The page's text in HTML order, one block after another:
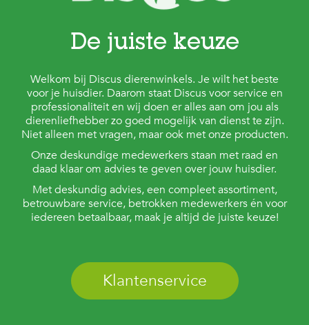
De juiste keuze
Welkom bij Discus dierenwinkels. Je wilt het beste
voor je huisdier. Daarom staat Discus voor service en
professionaliteit en wij doen er alles aan om jou als
dierenliefhebber zo goed mogelijk van dienst te zijn.
Niet alleen met vragen, maar ook met onze producten.
Onze deskundige medewerkers staan met raad en
daad klaar om advies te geven over jouw huisdier.
Met deskundig advies, een compleet assortiment,
betrouwbare service, betrokken medewerkers én voor
iedereen betaalbaar, maak je altijd de juiste keuze!
Klantenservice